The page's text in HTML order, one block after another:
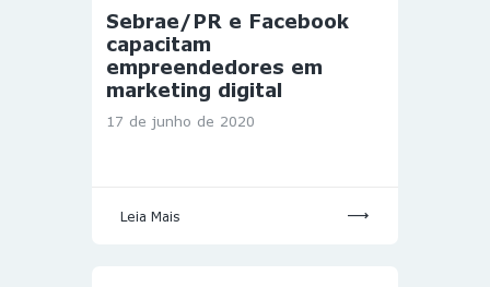
Sebrae/PR e Facebook
capacitam
empreendedores em
marketing digital
17 de junho de 2020
Leia Mais